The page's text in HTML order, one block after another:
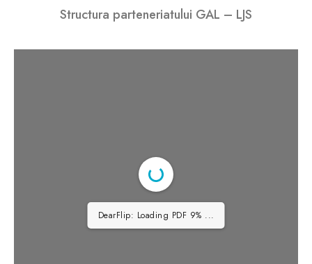
Structura parteneriatului GAL – LJS
DearFlip: Loading PDF 17% ...